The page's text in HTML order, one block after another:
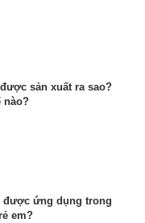
sản xuất ra sao?
nào?
được ứng dụng trong
em?